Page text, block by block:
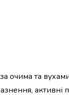
очима та
активні